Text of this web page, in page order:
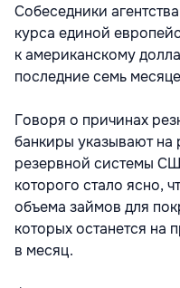
Собеседники
курса единой
к американскому
последние семь
Говоря о причинах
банкиры указывают
резервной системы
которого стало ясно,
объема займов для
которых останется
в месяц.